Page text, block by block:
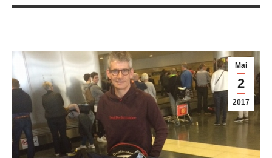
Mai
2
2017